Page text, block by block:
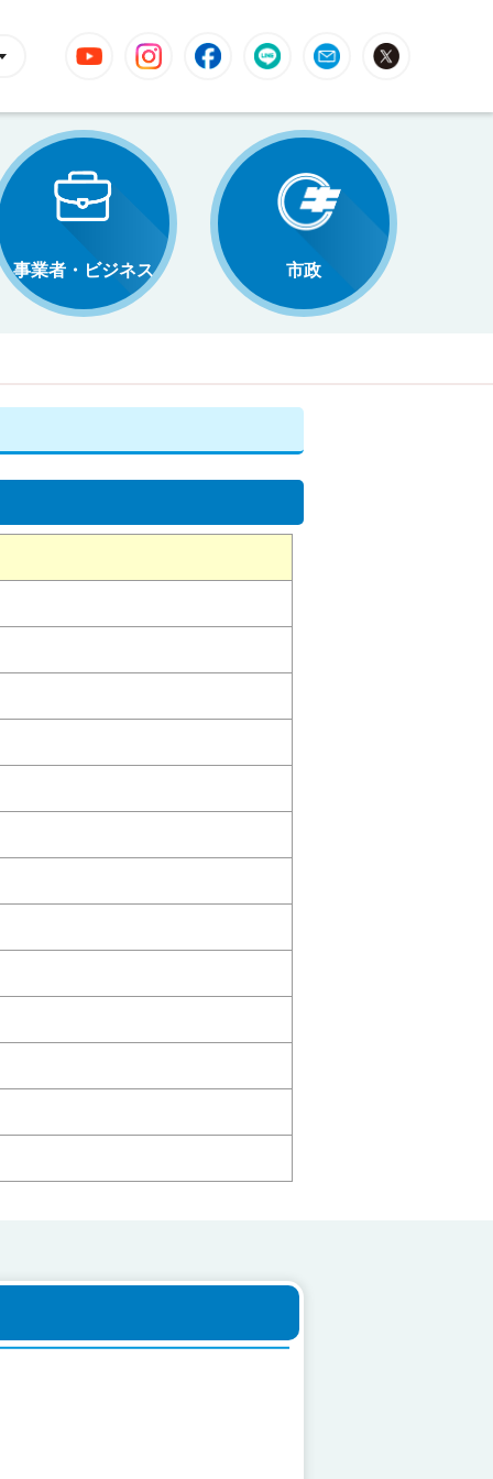
YouTube InstagramFacebookLINE Mail
事業者・ビジネス 市政